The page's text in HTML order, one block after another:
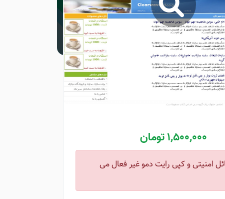
1,500,000 تومان
امنیتی و کپی رایت دمو غیر فعال می